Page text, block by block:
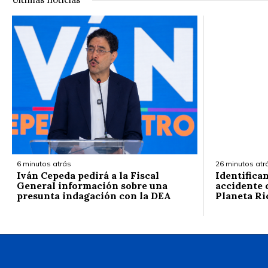
6 minutos atrás
Iván Cepeda pedirá a la Fiscal
General información sobre una
presunta indagación con la DEA
26 minutos
accidente
Planeta